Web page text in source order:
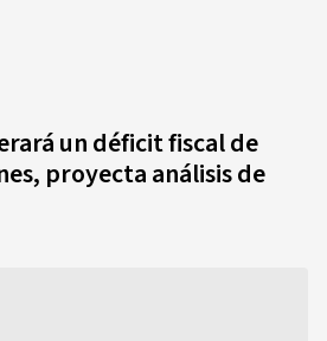
un déficit fiscal de
proyecta análisis de